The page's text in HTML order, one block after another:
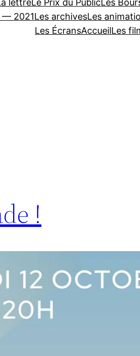
lettreLe Prix du PublicLes
— 2021Les archivesLes
Les ÉcransAccueilLes
!